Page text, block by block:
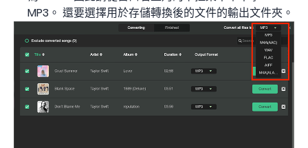
MP3。 還要選擇用於存儲轉換後的文件的輸出文件夾。